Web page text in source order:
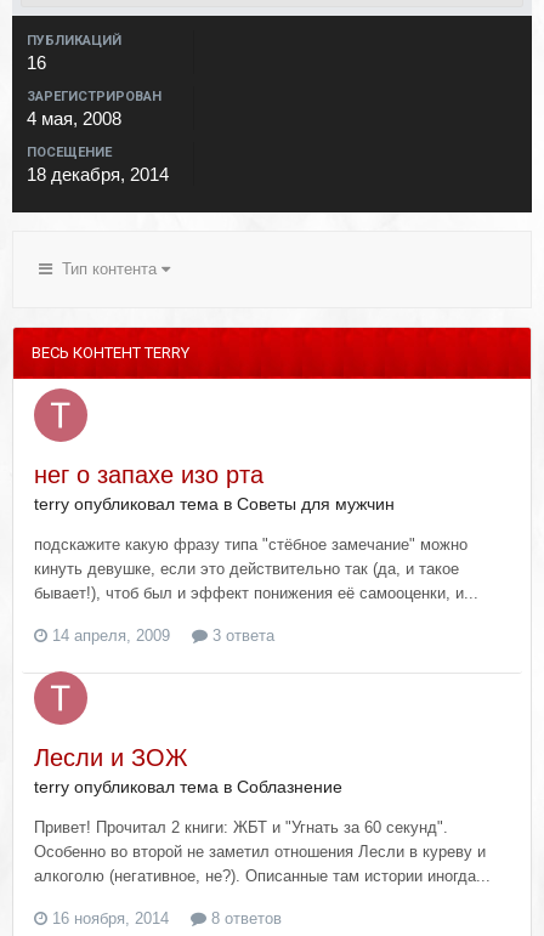
ПУБЛИКАЦИЙ
16
ЗАРЕГИСТРИРОВАН
4 мая, 2008
ПОСЕЩЕНИЕ
18 декабря, 2014
Тип контента
ВЕСЬ КОНТЕНТ TERRY
нег о запахе изо рта
terry опубликовал тема в Советы для мужчин
подскажите какую фразу типа "стёбное замечание" можно
кинуть девушке, если это действительно так (да, и такое
бывает!), чтоб был и эффект понижения её самооценки, и...
14 апреля, 2009 3 ответа
Лесли и ЗОЖ
terry опубликовал тема в Соблазнение
Привет! Прочитал 2 книги: ЖБТ и "Угнать за 60 секунд".
Особенно во второй не заметил отношения Лесли в куреву и
алкоголю (негативное, не?). Описанные там истории иногда...
16 ноября, 2014 8 ответов